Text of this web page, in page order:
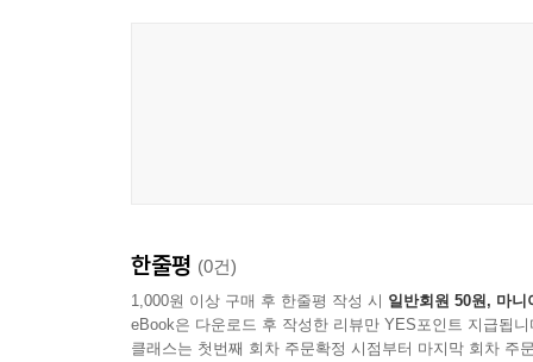
한줄평 (0건)
1,000원 이상 구매 후 한줄평 작성 시 일반회원 50원, 마니
eBook은 다운로드 후 작성한 리뷰만 YES포인트 지급됩니
클래스는 첫번째 회차 주문확정 시점부터 마지막 회차 주